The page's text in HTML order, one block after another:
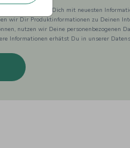
ein, dass wir Dich mit neuesten
wir Dir Produktinformationen zu Deinen
nutzen wir Deine personenbezogenen
Informationen erhätst Du in unserer